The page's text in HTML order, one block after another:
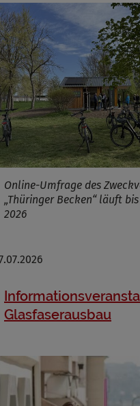
Online-Umfrage des
„Thüringer Becken“ läuft
2026
Glasfaserausbau
Infos